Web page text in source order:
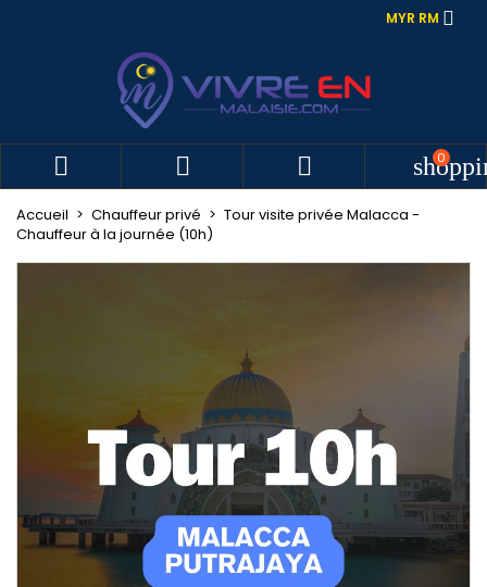
MYR RM 
   0
Accueil Chauffeur privé
Tour visite privée Malacca -
Chauffeur à la journée (10h)